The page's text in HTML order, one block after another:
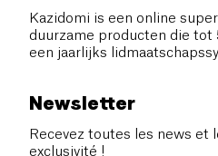
Kazidomi is een online
duurzame producten die tot
een jaarlijks
Newsletter
Recevez toutes les news et
exclusivité !